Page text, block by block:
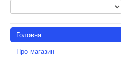
Головна
Про магазин